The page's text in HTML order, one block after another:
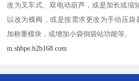
改为叉车式、双电动葫芦，或是加长或缩
以改为蝶阀，或是按需求更改为手动压
加称重模块，或增加小袋倒袋站功能等。
m.shbpe.b2b168.com